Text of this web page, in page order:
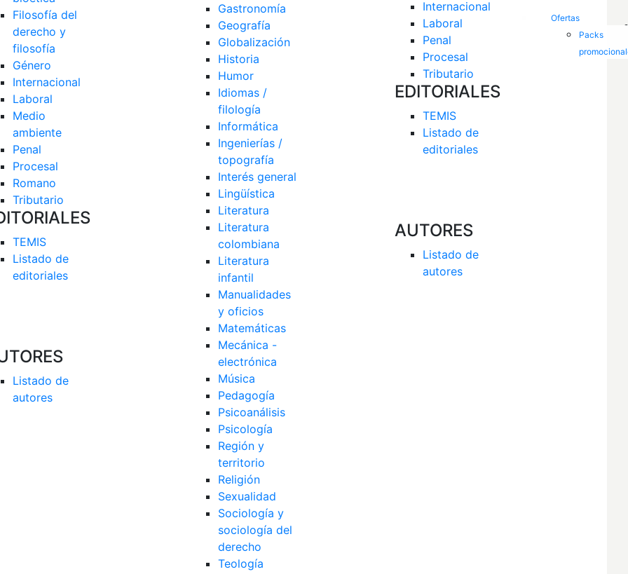
Filosofía del
derecho y
filosofía
Género
Internacional
Laboral
Medio
ambiente
Penal
Procesal
Romano
Tributario
TEMIS
Listado de
editoriales
Listado de
autores
Gastronomía
Geografía
Globalización
Historia
Humor
Idiomas /
filología
Informática
Ingenierías /
topografía
Interés general
Lingüística
Literatura
Literatura
colombiana
Literatura
infantil
Manualidades
y oficios
Matemáticas
Mecánica -
electrónica
Música
Pedagogía
Psicoanálisis
Psicología
Región y
territorio
Religión
Sexualidad
Sociología y
sociología del
derecho
Teología
Internacional
Laboral
Penal
Procesal
Tributario
EDITORIALES
TEMIS
Listado de
editoriales
AUTORES
Listado de
autores
Ofertas
Packs